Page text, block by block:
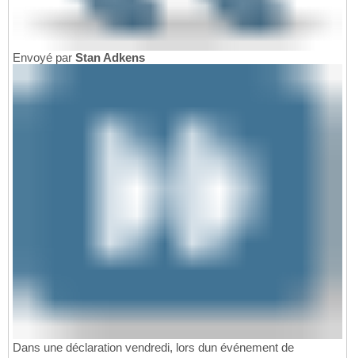
Envoyé par Stan Adkens
Dans une déclaration vendredi, lors dun événement de